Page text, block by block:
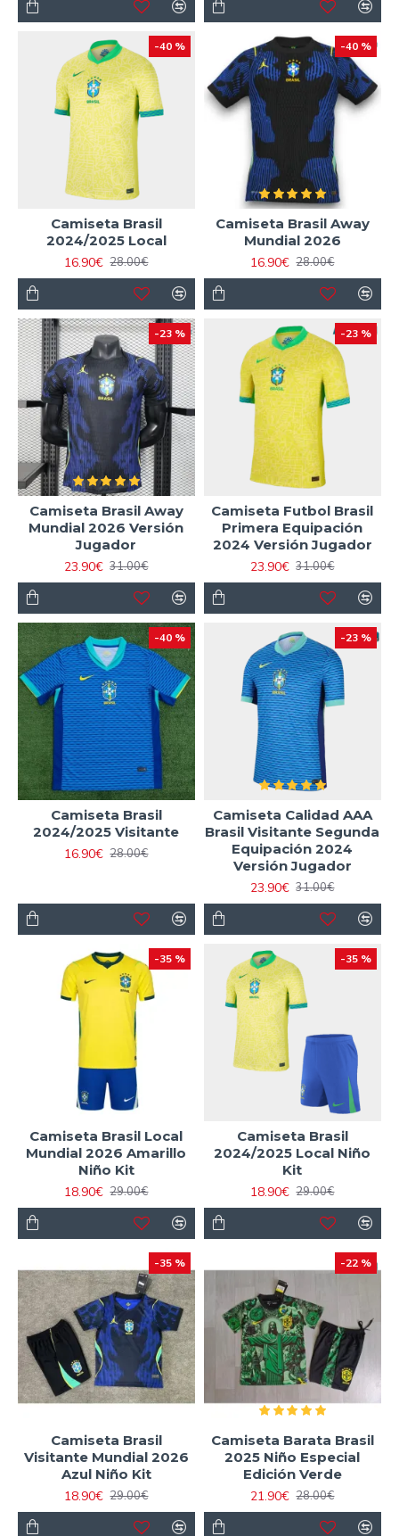
-40 %
Camiseta Brasil
2024/2025 Local
16.90€ 28.00€
-40 %
Camiseta Brasil Away
Mundial 2026
16.90€ 28.00€
-23 %
Camiseta Brasil Away
Mundial 2026 Versión
Jugador
23.90€ 31.00€
-23 %
Camiseta Futbol Brasil
Primera Equipación
2024 Versión Jugador
23.90€ 31.00€
-40 %
Camiseta Brasil
2024/2025 Visitante
16.90€ 28.00€
-23 %
Camiseta Calidad AAA
Brasil Visitante Segunda
Equipación 2024
Versión Jugador
23.90€ 31.00€
-35 %
Camiseta Brasil Local
Mundial 2026 Amarillo
Niño Kit
18.90€ 29.00€
-35 %
Camiseta Brasil
2024/2025 Local Niño
Kit
18.90€ 29.00€
-35 %
Camiseta Brasil
Visitante Mundial 2026
Azul Niño Kit
18.90€ 29.00€
-22 %
Camiseta Barata Brasil
2025 Niño Especial
Edición Verde
21.90€ 28.00€